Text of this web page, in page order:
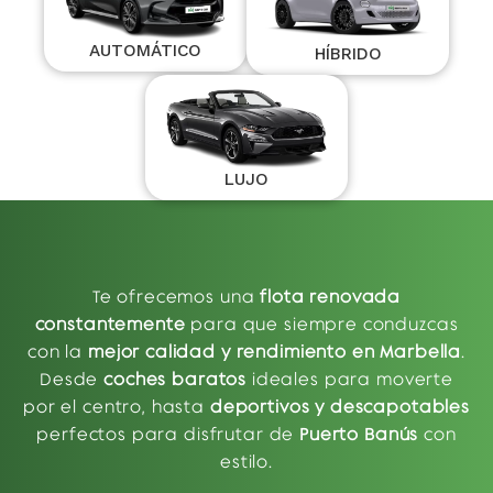
AUTOMÁTICO HÍBRIDO
LUJO
Te ofrecemos unaflota renovada
constantemente para que siempre conduzcas
con la mejor calidad y rendimiento en Marbella.
Desdecoches baratos ideales para moverte
por el centro, hasta deportivos y descapotables
perfectos para disfrutar de Puerto Banús con
estilo.